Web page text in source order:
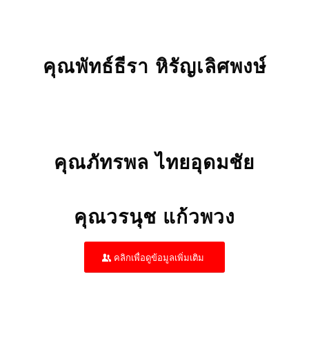
คุณพัทธ์ธีรา หิรัญเลิศพงษ์
คุณภัทรพล ไทยอุดมชัย
คุณวรนุช แก้วพวง
คลิกเพื่อดูข้อมูลเพิ่มเติม